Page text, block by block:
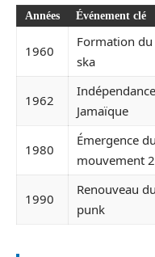
Années Événement clé
1960
Formation
ska
1962
Jamaïque
1980
Émergence du
mouvement
1990
Renouveau
punk